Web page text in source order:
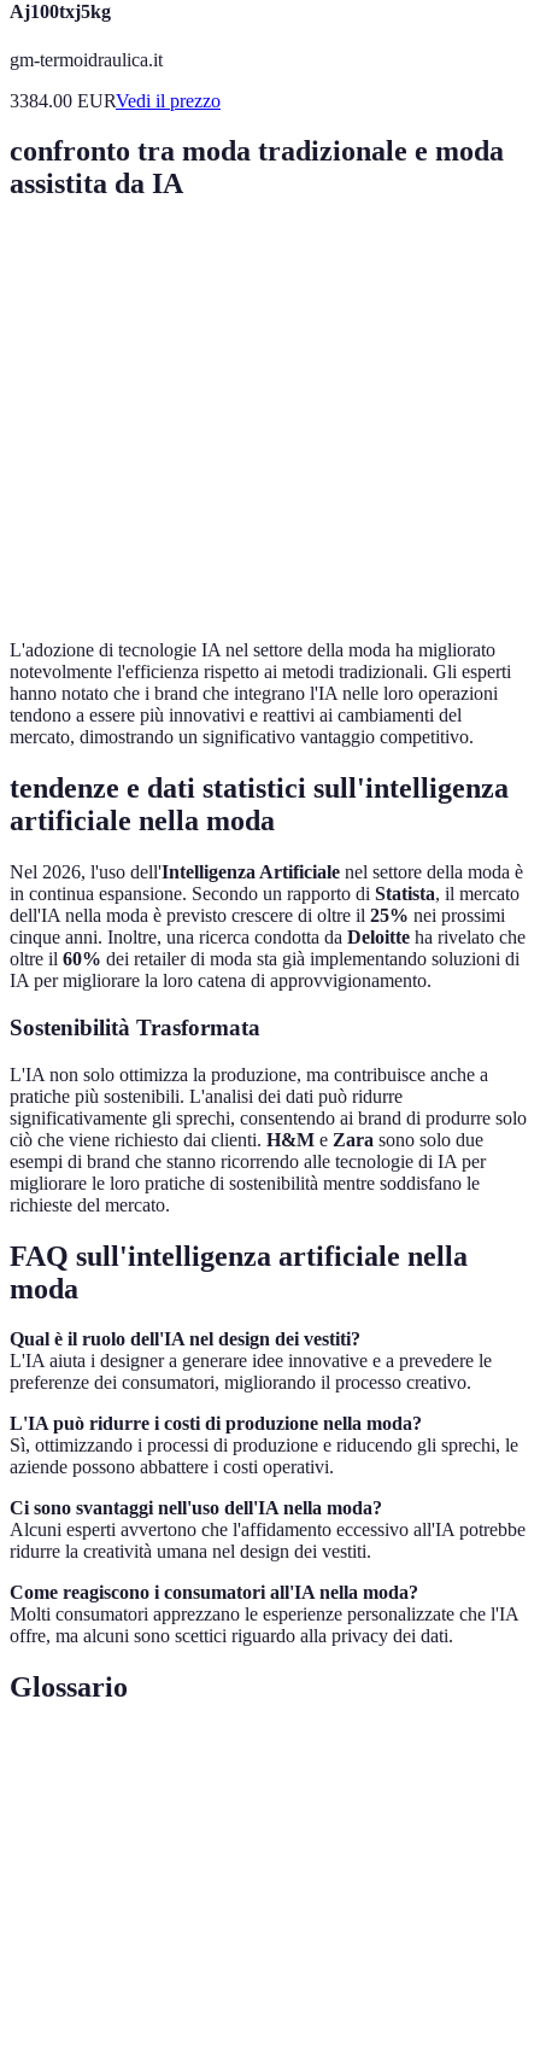
Aj100txj5kg
gm-termoidraulica.it
3384.00 EURVedi il prezzo
confronto tra moda tradizionale e moda
assistita da IA
L'adozione di tecnologie IA nel settore della moda ha migliorato
notevolmente l'efficienza rispetto ai metodi tradizionali. Gli esperti
hanno notato che i brand che integrano l'IA nelle loro operazioni
tendono a essere più innovativi e reattivi ai cambiamenti del
mercato, dimostrando un significativo vantaggio competitivo.
tendenze e dati statistici sull'intelligenza
artificiale nella moda
Nel 2026, l'uso dell'Intelligenza Artificiale nel settore della moda è
in continua espansione. Secondo un rapporto di Statista, il mercato
dell'IA nella moda è previsto crescere di oltre il 25% nei prossimi
cinque anni. Inoltre, una ricerca condotta da Deloitte ha rivelato che
oltre il 60% dei retailer di moda sta già implementando soluzioni di
IA per migliorare la loro catena di approvvigionamento.
Sostenibilità Trasformata
L'IA non solo ottimizza la produzione, ma contribuisce anche a
pratiche più sostenibili. L'analisi dei dati può ridurre
significativamente gli sprechi, consentendo ai brand di produrre solo
ciò che viene richiesto dai clienti. H&M e Zara sono solo due
esempi di brand che stanno ricorrendo alle tecnologie di IA per
migliorare le loro pratiche di sostenibilità mentre soddisfano le
richieste del mercato.
FAQ sull'intelligenza artificiale nella
moda
Qual è il ruolo dell'IA nel design dei vestiti?
L'IA aiuta i designer a generare idee innovative e a prevedere le
preferenze dei consumatori, migliorando il processo creativo.
L'IA può ridurre i costi di produzione nella moda?
Sì, ottimizzando i processi di produzione e riducendo gli sprechi, le
aziende possono abbattere i costi operativi.
Ci sono svantaggi nell'uso dell'IA nella moda?
Alcuni esperti avvertono che l'affidamento eccessivo all'IA potrebbe
ridurre la creatività umana nel design dei vestiti.
Come reagiscono i consumatori all'IA nella moda?
Molti consumatori apprezzano le esperienze personalizzate che l'IA
offre, ma alcuni sono scettici riguardo alla privacy dei dati.
Glossario